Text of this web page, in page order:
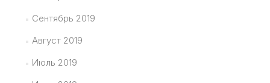
Сентябрь 2019
Август 2019
Июль 2019